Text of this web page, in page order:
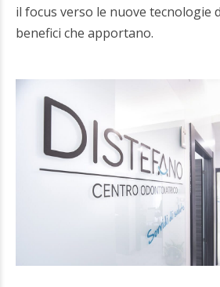
il focus verso le nuove tecnologie
benefici che apportano.